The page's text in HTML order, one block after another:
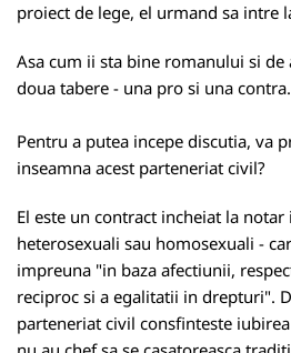
proiect de lege, el urmand sa intre
Asa cum ii sta bine romanului si de
doua tabere - una pro si una contra.
Pentru a putea incepe discutia, va
inseamna acest parteneriat civil?
El este un contract incheiat la
heterosexuali sau homosexuali -
impreuna "in baza afectiunii,
reciproc si a egalitatii in drepturi".
parteneriat civil consfinteste